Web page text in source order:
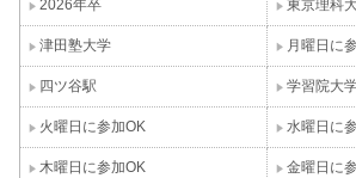
2026年卒 東京理科
津田塾大学 月曜日に
四ツ谷駅 学習院大
火曜日に参加OK 水曜日に
木曜日に参加OK 金曜日に